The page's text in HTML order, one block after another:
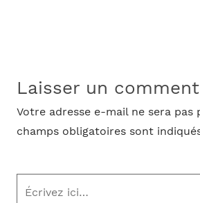
Laisser un
Votre adresse e-mail ne sera pas
champs obligatoires sont
Écrivez